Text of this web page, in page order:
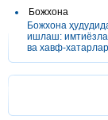
Божхона
Божхона
ишлаш:
ва хавф-хатарлар